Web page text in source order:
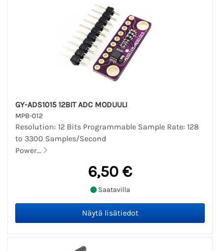
GY-ADS1015 12BIT ADC MODUULI
MPB-012
Resolution: 12 Bits Programmable Sample Rate: 128
to 3300 Samples/Second
Power...
6,50 €
Saatavilla